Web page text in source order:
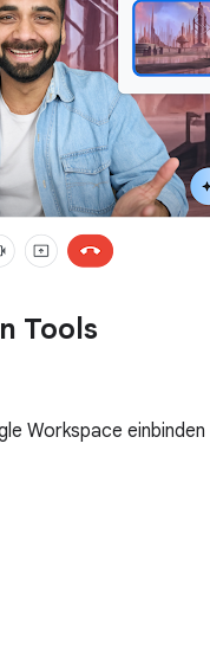
Tools
Workspace einbinden